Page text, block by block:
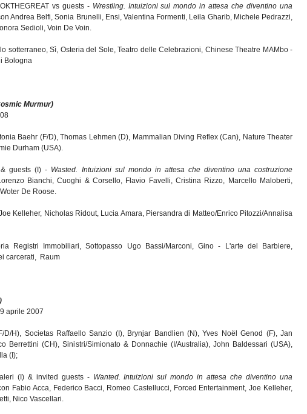
vs guests -Wrestling. Intuizioni sul mondo in attesa che diventino una
Andrea Belfi, Sonia Brunelli, Ensi, Valentina Formenti, Leila Gharib, Michele Pedrazzi,
Sedioli, Voin De Voin.
sotterraneo, Sì, Osteria del Sole, Teatro delle Celebrazioni, Chinese Theatre MAMbo -
Bologna
Murmur)
Baehr (F/D), Thomas Lehmen (D), Mammalian Diving Reflex (Can), Nature Theater
Durham (USA).
guests (I) - Wasted. Intuizioni sul mondo in attesa che diventino una costruzione
Bianchi, Cuoghi & Corsello, Flavio Favelli, Cristina Rizzo, Marcello Maloberti,
De Roose.
Kelleher, Nicholas Ridout, Lucia Amara, Piersandra di Matteo/Enrico Pitozzi/Annalisa
Registri Immobiliari, Sottopasso Ugo Bassi/Marconi, Gino - L'arte del Barbiere,
carcerati, Raum
aprile 2007
D/H), Societas Raffaello Sanzio (I), Brynjar Bandlien (N), Yves Noël Genod (F), Jan
Berrettini (CH), Sinistri/Simionato & Donnachie (I/Australia), John Baldessari (USA),
(I);
(I) & invited guests - Wanted. Intuizioni sul mondo in attesa che diventino una
Fabio Acca, Federico Bacci, Romeo Castellucci, Forced Entertainment, Joe Kelleher,
Nico Vascellari.